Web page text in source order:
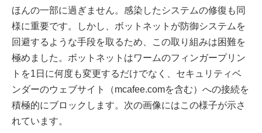
ほんの一部に過ぎません。感染したシステムの修復も同
様に重要です。しかし、ボットネットが防御システムを
回避するような手段を取るため、この取り組みは困難を
極めました。ボットネットはワームのフィンガープリン
トを1日に何度も変更するだけでなく、セキュリティベ
ンダーのウェブサイト（mcafee.comを含む）への接続を
積極的にブロックします。次の画像にはこの様子が示さ
れています。